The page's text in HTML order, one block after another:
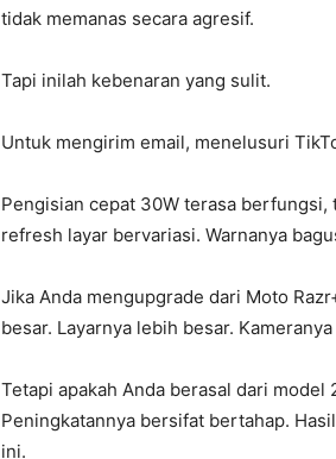
tidak memanas secara agresif.
Tapi inilah kebenaran yang sulit.
Untuk mengirim email, menelusuri
Pengisian cepat 30W terasa
refresh layar bervariasi. Warnanya
Jika Anda mengupgrade dari Moto
besar. Layarnya lebih besar.
Tetapi apakah Anda berasal dari model
Peningkatannya bersifat bertahap.
ini.